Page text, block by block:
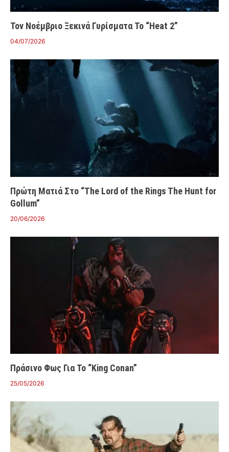
Τον Νοέμβριο Ξεκινά Γυρίσματα Το “Heat 2”
04/07/2026
Πρώτη Ματιά Στο “The Lord of the Rings The Hunt for
Gollum”
20/06/2026
Πράσινο Φως Για Το “King Conan”
25/05/2026